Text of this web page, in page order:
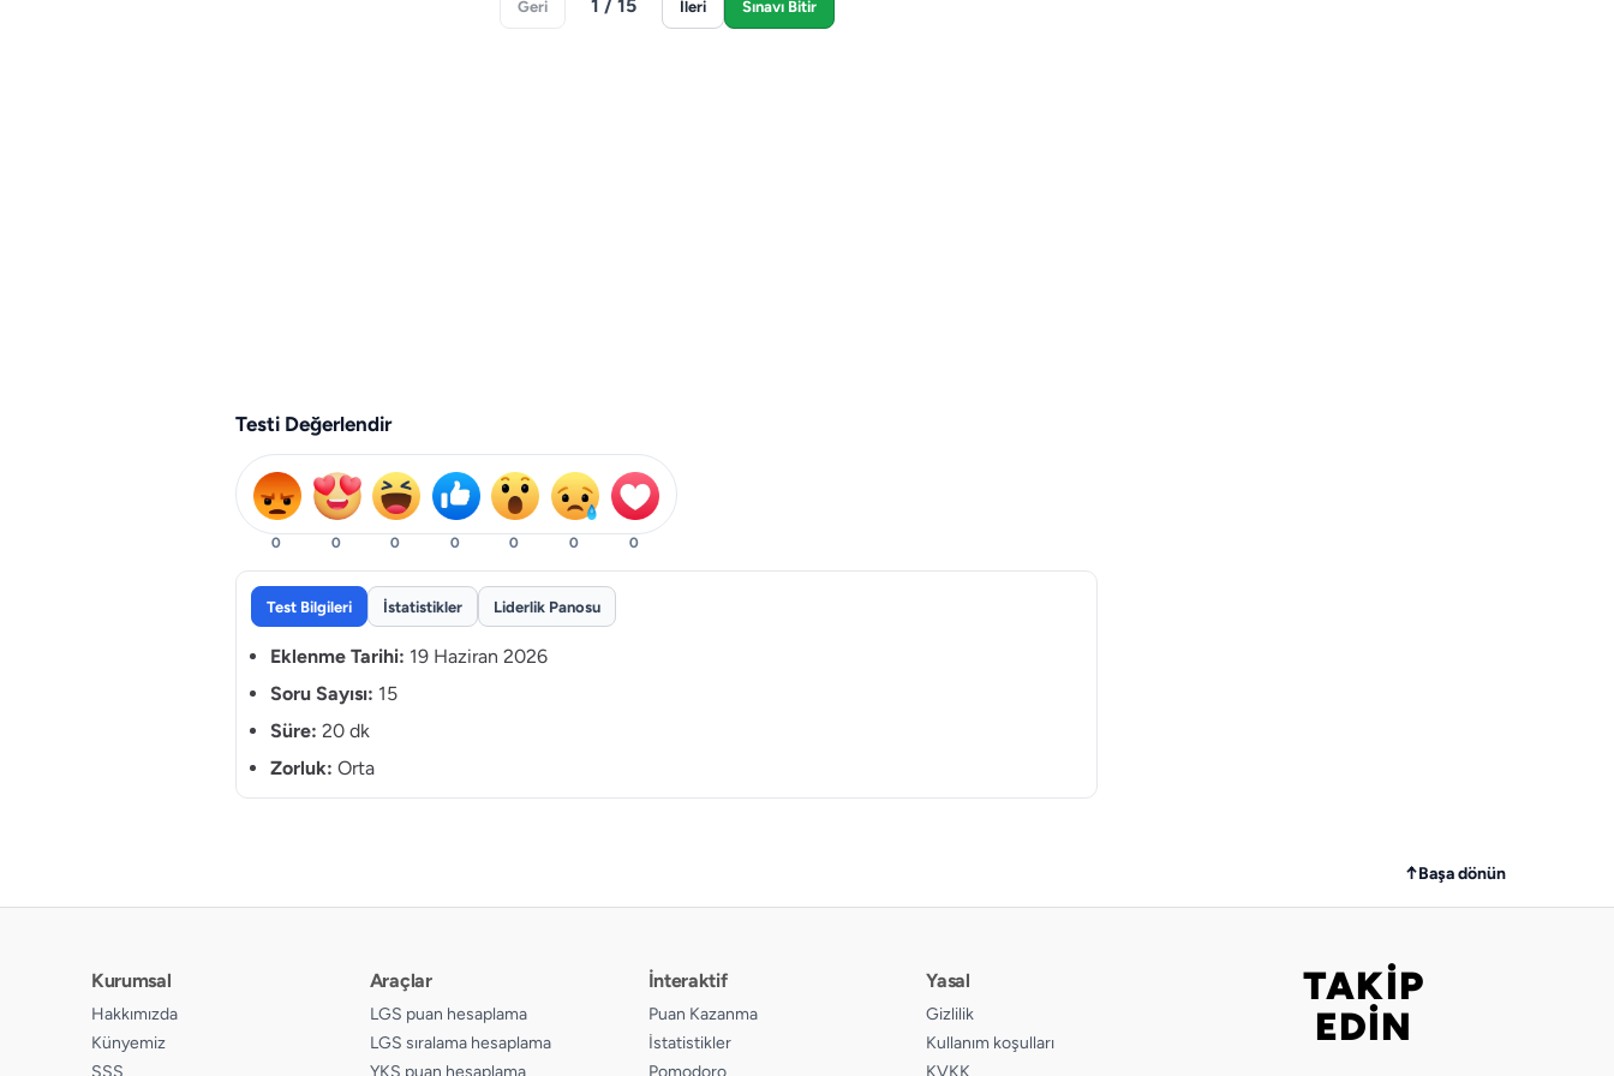
Geri 1 / 15 İleri Sınavı Bitir
Testi Değerlendir
0 0 0 0 0 0 0
Test Bilgileri İstatistikler Liderlik Panosu
Eklenme Tarihi: 19 Haziran 2026
Soru Sayısı: 15
Süre: 20 dk
Zorluk: Orta
↑Başa dönün
Kurumsal
Hakkımızda
Künyemiz
SSS
Araçlar
LGS puan hesaplama
LGS sıralama hesaplama
YKS puan hesaplama
İnteraktif
Puan Kazanma
İstatistikler
Pomodoro
Yasal
Gizlilik
Kullanım koşulları
KVKK
Bizi takip edin
TAKİP
EDİN